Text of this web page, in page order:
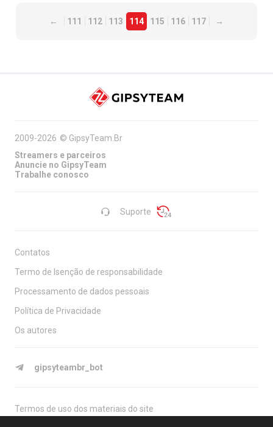
← 111 112 113 114 115 116 117 →
Suporte
2009-2026 © GipsyTeam.Br
Streamers e parceiros
Anuncie no GipsyTeam
Trabalhe conosco
Termos de uso dos materiais do site
Contatos
Termo de Isenção de responsabilidade
Processamento de dados pessoais
Política de Privacidade
Os autores
gipsyteambr_bot